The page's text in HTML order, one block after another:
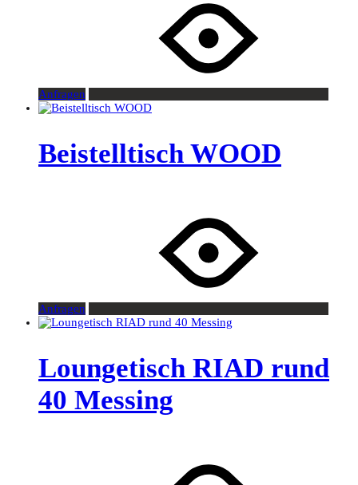
Anfragen
Beistelltisch WOOD
Anfragen
Loungetisch RIAD rund
40 Messing